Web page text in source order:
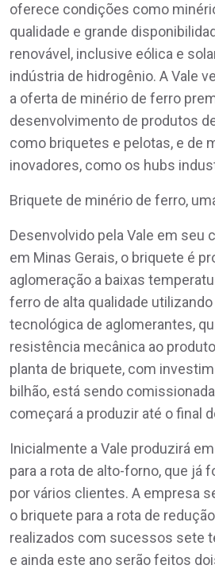
oferece condições como
qualidade e grande
renovável, inclusive eólica e
indústria de hidrogênio. A Vale
a oferta de minério de ferro
desenvolvimento de produtos
como briquetes e pelotas, e de
inovadores, como os hubs
Briquete de minério de ferro,
Desenvolvido pela Vale em seu
em Minas Gerais, o briquete é
aglomeração a baixas
ferro de alta qualidade
tecnológica de aglomerantes,
resistência mecânica ao
planta de briquete, com
bilhão, está sendo
começará a produzir até o final
Inicialmente a Vale produzirá
para a rota de alto-forno, que já
por vários clientes. A empresa
o briquete para a rota de
realizados com sucessos sete
e ainda este ano serão feitos